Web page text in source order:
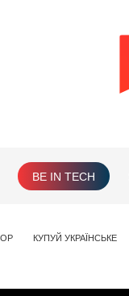
BE IN TECH
КУПУЙ УКРАЇНСЬКЕ